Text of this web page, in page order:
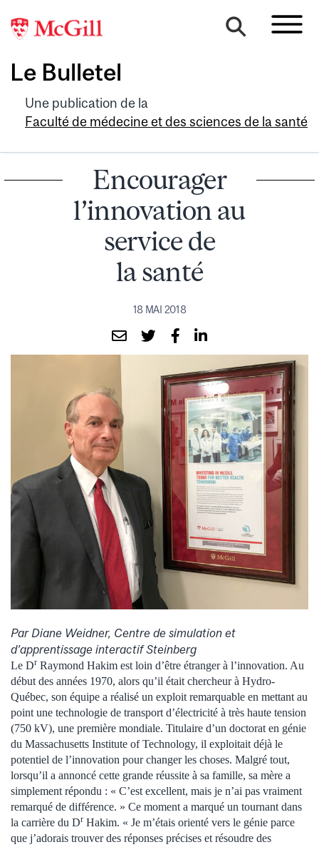
Le Bulletel
Une publication de la
Faculté de médecine et des sciences de la santé
Encourager
l’innovation au
service de
la santé
18 MAI 2018
Par Diane Weidner, Centre de simulation et
d’apprentissage interactif Steinberg
Le Dr Raymond Hakim est loin d’être étranger à l’innovation. Au
début des années 1970, alors qu’il était chercheur à Hydro-
Québec, son équipe a réalisé un exploit remarquable en mettant au
point une technologie de transport d’électricité à très haute tension
(750 kV), une première mondiale. Titulaire d’un doctorat en génie
du Massachusetts Institute of Technology, il exploitait déjà le
potentiel de l’innovation pour changer les choses. Malgré tout,
lorsqu’il a annoncé cette grande réussite à sa famille, sa mère a
simplement répondu : « C’est excellent, mais je n’ai pas vraiment
remarqué de différence. » Ce moment a marqué un tournant dans
la carrière du Dr Hakim. « Je m’étais orienté vers le génie parce
que j’adorais trouver des réponses précises et résoudre des